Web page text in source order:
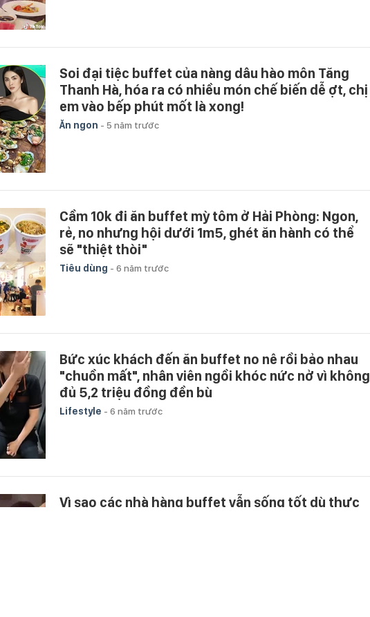
Soi đại tiệc buffet của nàng dâu hào môn Tăng
Thanh Hà, hóa ra có nhiều món chế biến dễ ợt, chị
em vào bếp phút mốt là xong!
Ăn ngon - 5 năm trước
Cầm 10k đi ăn buffet mỳ tôm ở Hải Phòng: Ngon,
rẻ, no nhưng hội dưới 1m5, ghét ăn hành có thể
sẽ "thiệt thòi"
Tiêu dùng - 6 năm trước
Bức xúc khách đến ăn buffet no nê rồi bảo nhau
"chuồn mất", nhân viên ngồi khóc nức nở vì không
đủ 5,2 triệu đồng đền bù
Lifestyle - 6 năm trước
Vì sao các nhà hàng buffet vẫn sống tốt dù thực